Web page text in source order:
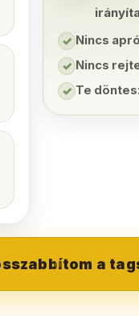
✓ Nincs
✓ Nincs
✓ Te
a